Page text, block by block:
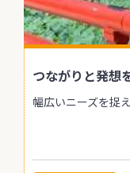
つながりと発想
幅広いニーズを捉